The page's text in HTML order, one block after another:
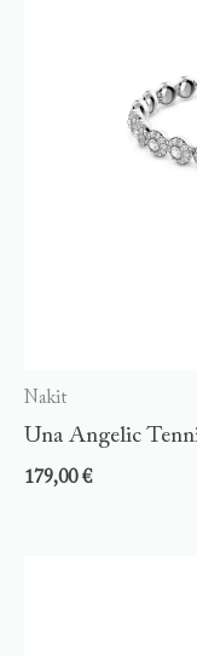
Nakit
Una Angelic
179,00€